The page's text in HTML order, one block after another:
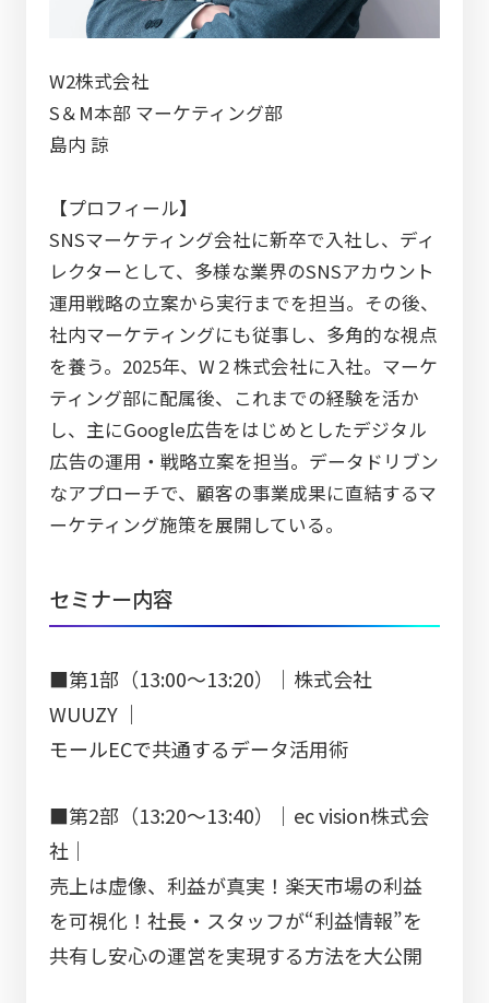
W2株式会社
S＆M本部 マーケティング部
島内 諒
【プロフィール】
SNSマーケティング会社に新卒で入社し、ディ
レクターとして、多様な業界のSNSアカウント
運用戦略の立案から実行までを担当。その後、
社内マーケティングにも従事し、多角的な視点
を養う。2025年、W２株式会社に入社。マーケ
ティング部に配属後、これまでの経験を活か
し、主にGoogle広告をはじめとしたデジタル
広告の運用・戦略立案を担当。データドリブン
なアプローチで、顧客の事業成果に直結するマ
ーケティング施策を展開している。
セミナー内容
■第1部（13:00～13:20）｜株式会社
WUUZY ｜
モールECで共通するデータ活用術
■第2部（13:20～13:40）｜ec vision株式会
社｜
売上は虚像、利益が真実！楽天市場の利益
を可視化！社長・スタッフが“利益情報”を
共有し安心の運営を実現する方法を大公開